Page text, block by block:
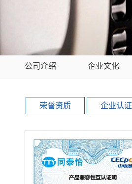
公司介绍 企业文化
荣誉资质 企业认证